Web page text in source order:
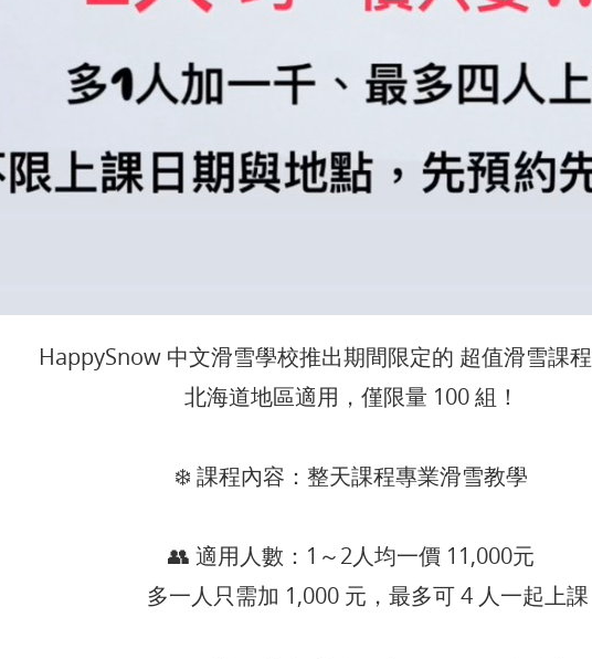
HappySnow 中文滑雪學校推出期間限定的 超值滑雪課
北海道地區適用，僅限量 100 組！
❄️ 課程內容：整天課程專業滑雪教學
👥 適用人數：1～2人均一價 11,000元
多一人只需加 1,000 元，最多可 4 人一起上課